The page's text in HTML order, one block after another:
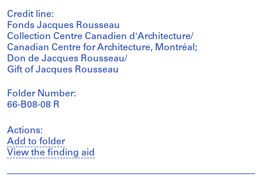
Credit line:
Fonds Jacques Rousseau
Collection Centre Canadien d'Architecture/
Canadian Centre for Architecture, Montréal;
Don de Jacques Rousseau/
Gift of Jacques Rousseau
Folder Number:
66-B08-08 R
Actions:
Add to folder
View the finding aid